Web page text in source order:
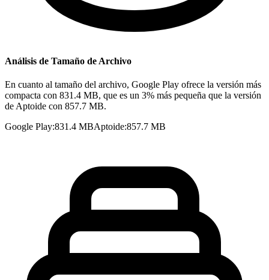
Análisis de Tamaño de Archivo
En cuanto al tamaño del archivo, Google Play ofrece la versión más
compacta con 831.4 MB, que es un 3% más pequeña que la versión
de Aptoide con 857.7 MB.
Google Play:831.4 MBAptoide:857.7 MB